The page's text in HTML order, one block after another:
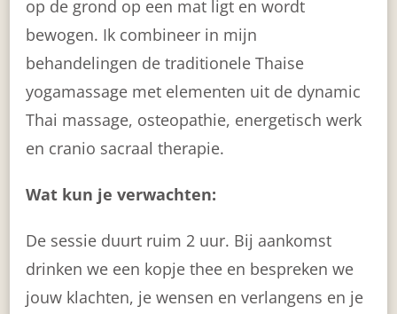
op de grond op een mat ligt en wordt
bewogen. Ik combineer in mijn
behandelingen de traditionele Thaise
yogamassage met elementen uit de dynamic
Thai massage, osteopathie, energetisch werk
en cranio sacraal therapie.
Wat kun je verwachten:
De sessie duurt ruim 2 uur. Bij aankomst
drinken we een kopje thee en bespreken we
jouw klachten, je wensen en verlangens en je